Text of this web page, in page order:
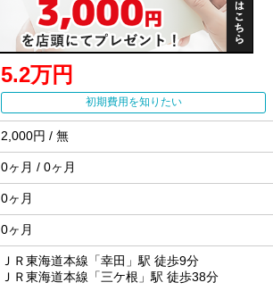
5.2万円
初期費用を知りたい
2,000円 / 無
0ヶ月 / 0ヶ月
0ヶ月
0ヶ月
ＪＲ東海道本線「幸田」駅 徒歩9分
ＪＲ東海道本線「三ケ根」駅 徒歩38分